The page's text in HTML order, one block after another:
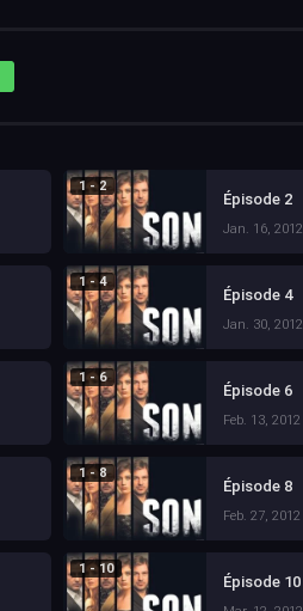
1 - 2
Épisode 2
Jan. 16, 2012
1 - 4
Épisode 4
Jan. 30, 2012
1 - 6
Épisode 6
Feb. 13, 2012
1 - 8
Épisode 8
Feb. 27, 2012
1 - 10
Épisode 10